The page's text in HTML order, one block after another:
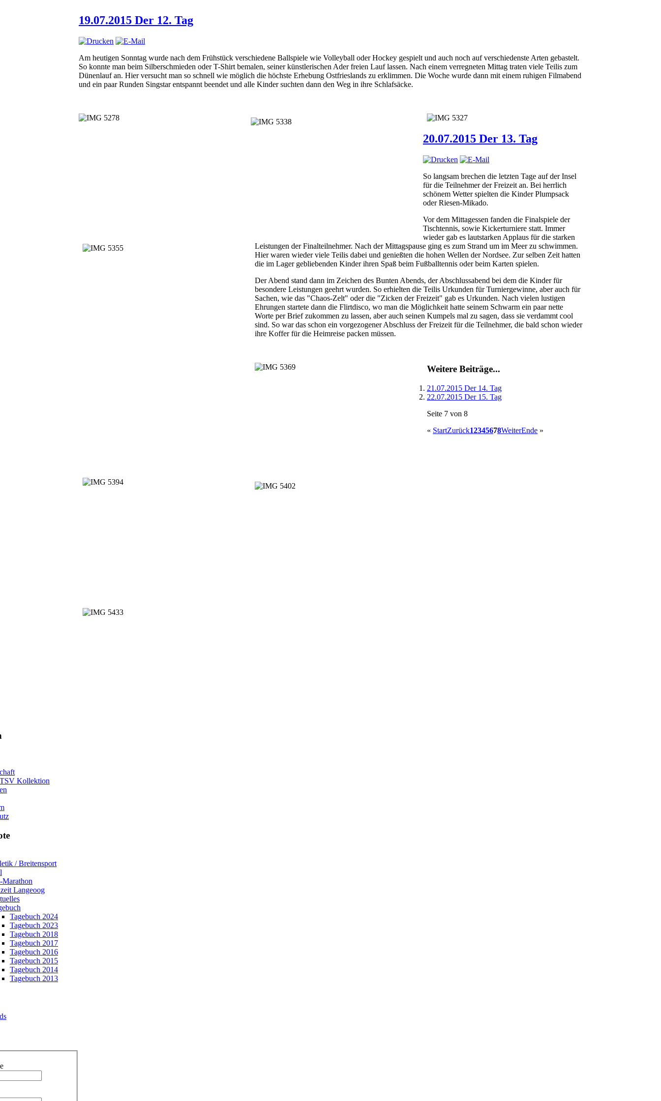
19.07.2015 Der 12. Tag
Am heutigen Sonntag wurde nach dem Frühstück verschiedene Ballspiele wie Volleyball oder Hockey gespielt und auch noch auf verschiedenste Arten gebastelt.
So konnte man beim Silberschmieden oder T-Shirt bemalen, seiner künstlerischen Ader freien Lauf lassen. Nach einem verregneten Mittag traten viele Teilis zum
Dünenlauf an. Hier versucht man so schnell wie möglich die höchste Erhebung Ostfrieslands zu erklimmen. Die Woche wurde dann mit einem ruhigen Filmabend
und ein paar Runden Singstar entspannt beendet und alle Kinder suchten dann den Weg in ihre Schlafsäcke.
20.07.2015 Der 13. Tag
So langsam brechen die letzten Tage auf der Insel
für die Teilnehmer der Freizeit an. Bei herrlich
schönem Wetter spielten die Kinder Plumpsack
oder Riesen-Mikado.
Vor dem Mittagessen fanden die Finalspiele der
Tischtennis, sowie Kickerturniere statt. Immer
wieder gab es lautstarken Applaus für die starken
Leistungen der Finalteilnehmer. Nach der Mittagspause ging es zum Strand um im Meer zu schwimmen.
Hier waren wieder viele Teilis dabei und genießten die hohen Wellen der Nordsee. Zur selben Zeit hatten
die im Lager gebliebenden Kinder ihren Spaß beim Fußballtennis oder beim Karten spielen.
Der Abend stand dann im Zeichen des Bunten Abends, der Abschlussabend bei dem die Kinder für
besondere Leistungen geehrt wurden. So erhielten die Teilis Urkunden für Turniergewinne, aber auch für
Sachen, wie das "Chaos-Zelt" oder die "Zicken der Freizeit" gab es Urkunden. Nach vielen lustigen
Ehrungen startete dann die Flirtdisco, wo man die Möglichkeit hatte seinem Schwarm ein paar nette
Worte per Brief zukommen zu lassen, aber auch seinen Kumpels mal zu sagen, dass sie verdammt cool
sind. So war das schon ein vorgezogener Abschluss der Freizeit für die Teilnehmer, die bald schon wieder
ihre Koffer für die Heimreise packen müssen.
Weitere Beiträge...
21.07.2015 Der 14. Tag
22.07.2015 Der 15. Tag
Seite 7 von 8
« StartZurück12345678WeiterEnde »
Kollektion
/ Breitensport
Marathon
Langeoog
Tagebuch 2024
Tagebuch 2023
Tagebuch 2018
Tagebuch 2017
Tagebuch 2016
Tagebuch 2015
Tagebuch 2014
Tagebuch 2013